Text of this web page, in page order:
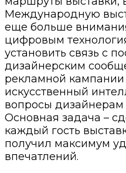
Международную
еще больше
цифровым
установить связь с
дизайнерским
рекламной
искусственный
вопросы дизайнерам
Основная задача –
каждый гость
получил максимум
впечатлений.